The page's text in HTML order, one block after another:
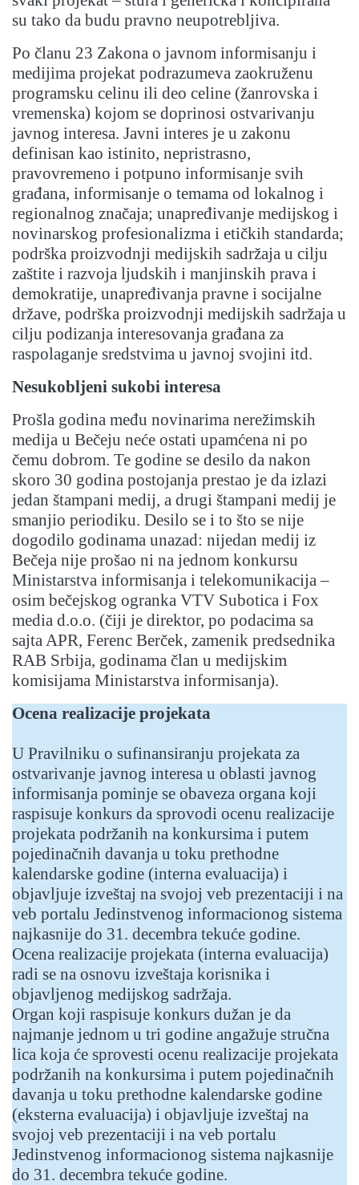
su tako da budu pravno neupotrebljiva.
Po članu 23 Zakona o javnom informisanju i
medijima projekat podrazumeva zaokruženu
programsku celinu ili deo celine (žanrovska i
vremenska) kojom se doprinosi ostvarivanju
javnog interesa. Javni interes je u zakonu
definisan kao istinito, nepristrasno,
pravovremeno i potpuno informisanje svih
građana, informisanje o temama od lokalnog i
regionalnog značaja; unapređivanje medijskog i
novinarskog profesionalizma i etičkih standarda;
podrška proizvodnji medijskih sadržaja u cilju
zaštite i razvoja ljudskih i manjinskih prava i
demokratije, unapređivanja pravne i socijalne
države, podrška proizvodnji medijskih sadržaja u
cilju podizanja interesovanja građana za
raspolaganje sredstvima u javnoj svojini itd.
Nesukobljeni sukobi interesa
Prošla godina među novinarima nerežimskih
medija u Bečeju neće ostati upamćena ni po
čemu dobrom. Te godine se desilo da nakon
skoro 30 godina postojanja prestao je da izlazi
jedan štampani medij, a drugi štampani medij je
smanjio periodiku. Desilo se i to što se nije
dogodilo godinama unazad: nijedan medij iz
Bečeja nije prošao ni na jednom konkursu
Ministarstva informisanja i telekomunikacija –
osim bečejskog ogranka VTV Subotica i Fox
media d.o.o. (čiji je direktor, po podacima sa
sajta APR, Ferenc Berček, zamenik predsednika
RAB Srbija, godinama član u medijskim
komisijama Ministarstva informisanja).
Ocena realizacije projekata
U Pravilniku o sufinansiranju projekata za
ostvarivanje javnog interesa u oblasti javnog
informisanja pominje se obaveza organa koji
raspisuje konkurs da sprovodi ocenu realizacije
projekata podržanih na konkursima i putem
pojedinačnih davanja u toku prethodne
kalendarske godine (interna evaluacija) i
objavljuje izveštaj na svojoj veb prezentaciji i na
veb portalu Jedinstvenog informacionog sistema
najkasnije do 31. decembra tekuće godine.
Ocena realizacije projekata (interna evaluacija)
radi se na osnovu izveštaja korisnika i
objavljenog medijskog sadržaja.
Organ koji raspisuje konkurs dužan je da
najmanje jednom u tri godine angažuje stručna
lica koja će sprovesti ocenu realizacije projekata
podržanih na konkursima i putem pojedinačnih
davanja u toku prethodne kalendarske godine
(eksterna evaluacija) i objavljuje izveštaj na
svojoj veb prezentaciji i na veb portalu
Jedinstvenog informacionog sistema najkasnije
do 31. decembra tekuće godine.